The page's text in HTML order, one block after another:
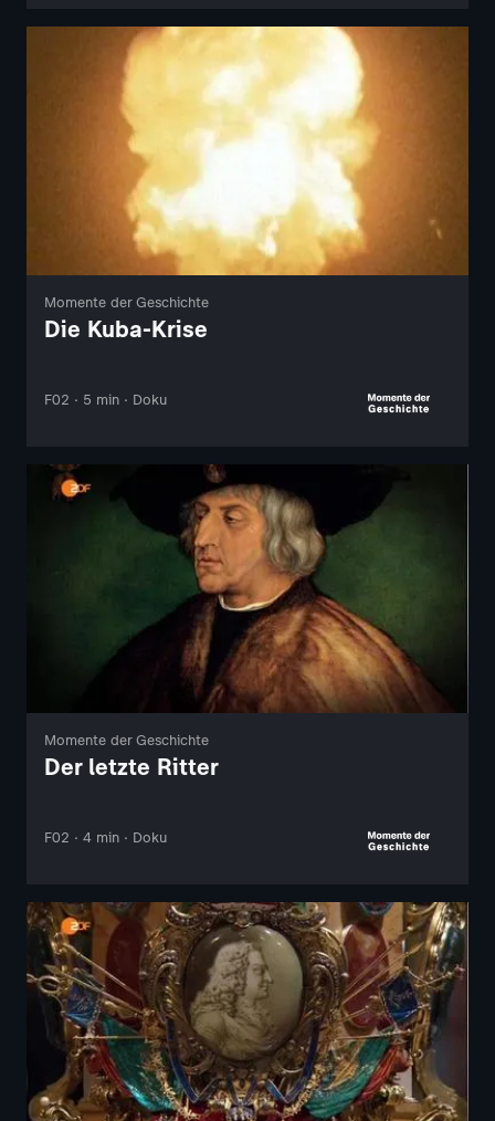
Momente der Geschichte
Die Kuba-Krise
F02 · 5 min · Doku
Momente der Geschichte
Der letzte Ritter
F02 · 4 min · Doku